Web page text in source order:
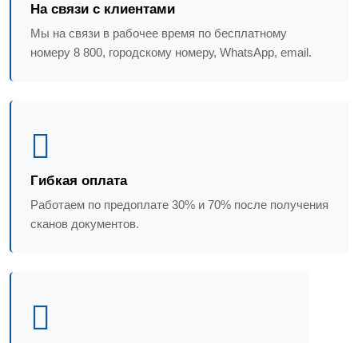
На связи с клиентами
Мы на связи в рабочее время по бесплатному
номеру 8 800, городскому номеру, WhatsApp, email.
Гибкая оплата
Работаем по предоплате 30% и 70% после получения
сканов документов.